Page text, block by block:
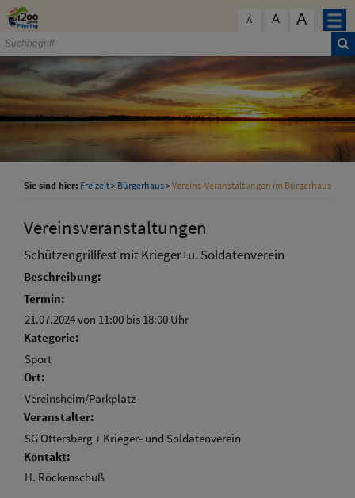
Zum Inhalt
A A A
Sie sind hier: Freizeit> Bürgerhaus>Vereins-Veranstaltungen im Bürgerhaus
Vereinsveranstaltungen
Schützengrillfest mit Krieger+u. Soldatenverein
Beschreibung:
Termin:
21.07.2024 von 11:00 bis 18:00 Uhr
Kategorie:
Sport
Ort:
Vereinsheim/Parkplatz
Veranstalter:
SG Ottersberg + Krieger- und Soldatenverein
Kontakt:
H. Röckenschuß
schließen